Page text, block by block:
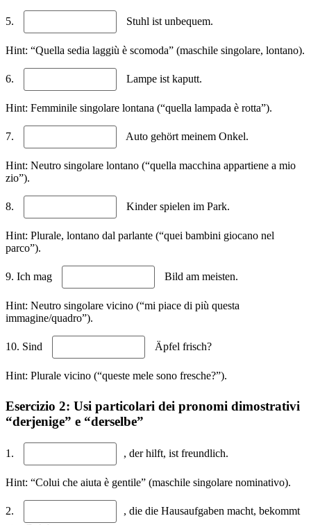
5. Stuhl ist unbequem.
Hint: “Quella sedia laggiù è scomoda” (maschile singolare, lontano).
6. Lampe ist kaputt.
Hint: Femminile singolare lontana (“quella lampada è rotta”).
7. Auto gehört meinem Onkel.
Hint: Neutro singolare lontano (“quella macchina appartiene a mio
zio”).
8. Kinder spielen im Park.
Hint: Plurale, lontano dal parlante (“quei bambini giocano nel
parco”).
9. Ich mag Bild am meisten.
Hint: Neutro singolare vicino (“mi piace di più questa
immagine/quadro”).
10. Sind Äpfel frisch?
Hint: Plurale vicino (“queste mele sono fresche?”).
Esercizio 2: Usi particolari dei pronomi dimostrativi
“derjenige” e “derselbe”
1. , der hilft, ist freundlich.
Hint: “Colui che aiuta è gentile” (maschile singolare nominativo).
2.
, die die Hausaufgaben macht, bekommt